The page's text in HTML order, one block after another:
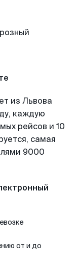
из Львова
каждую
рейсов и 10
самая
9000
от и до